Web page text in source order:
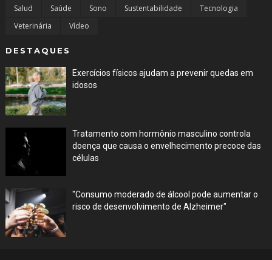
Salud
Saúde Sono Sustentabilidade
Tecnologia
Veterinária
Vídeo
DESTAQUES
Exercícios físicos ajudam a prevenir quedas em
idosos
Tratamento com hormônio masculino controla
doença que causa o envelhecimento precoce das
células
"Consumo moderado de álcool pode aumentar o
risco de desenvolvimento de Alzheimer"